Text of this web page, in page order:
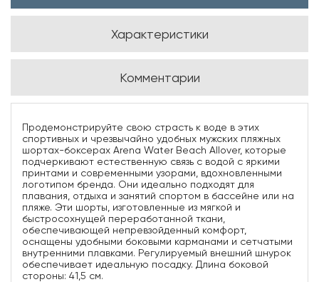
Характеристики
Комментарии
Продемонстрируйте свою страсть к воде в этих
спортивных и чрезвычайно удобных мужских пляжных
шортах-боксерах Arena Water Beach Allover, которые
подчеркивают естественную связь с водой с яркими
принтами и современными узорами, вдохновленными
логотипом бренда. Они идеально подходят для
плавания, отдыха и занятий спортом в бассейне или на
пляже. Эти шорты, изготовленные из мягкой и
быстросохнущей переработанной ткани,
обеспечивающей непревзойденный комфорт,
оснащены удобными боковыми карманами и сетчатыми
внутренними плавками. Регулируемый внешний шнурок
обеспечивает идеальную посадку. Длина боковой
стороны: 41,5 см.